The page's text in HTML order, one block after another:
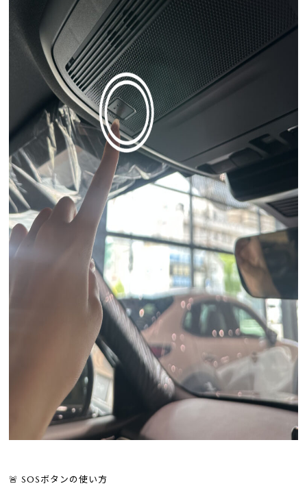
🚨 SOSボタンの使い方